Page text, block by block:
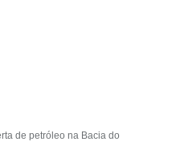
de petróleo na Bacia do